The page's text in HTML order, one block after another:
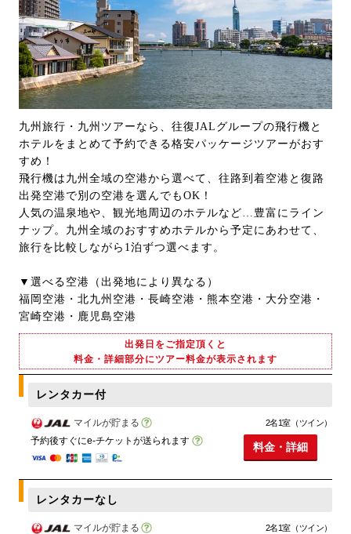
九州旅行・九州ツアーなら、往復JALグループの飛行機と
ホテルをまとめて予約できる格安パッケージツアーがおす
すめ！
飛行機は九州全域の空港から選べて、往路到着空港と復路
出発空港で別の空港を選んでもOK！
人気の温泉地や、観光地周辺のホテルなど…豊富にライン
ナップ。九州全域のおすすめホテルから予定にあわせて、
旅行を比較しながら1泊ずつ選べます。
▼選べる空港（出発地により異なる）
福岡空港・北九州空港・長崎空港・熊本空港・大分空港・
宮崎空港・鹿児島空港
出発日をご指定頂くと
料金・詳細部分にツアー料金が表示されます
レンタカー付
マイルが貯まる
予約後すぐにe-チケットが送られます
2名1室（ツイン）
料金・詳細
レンタカーなし
マイルが貯まる
2名1室（ツイン）